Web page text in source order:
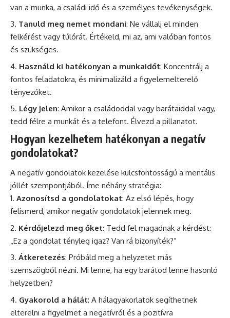
van a munka, a családi idő és a személyes tevékenységek.
Tanuld meg nemet mondani: Ne vállalj el minden
felkérést vagy túlórát. Értékeld, mi az, ami valóban fontos
és szükséges.
Használd ki hatékonyan a munkaidőt: Koncentrálj a
fontos feladatokra, és minimalizáld a figyelemelterelő
tényezőket.
Légy jelen: Amikor a családoddal vagy barátaiddal vagy,
tedd félre a munkát és a telefont. Élvezd a pillanatot.
Hogyan kezelhetem hatékonyan a negatív
gondolatokat?
A negatív gondolatok kezelése kulcsfontosságú a mentális
jóllét szempontjából. Íme néhány stratégia:
Azonosítsd a gondolatokat: Az első lépés, hogy
felismerd, amikor negatív gondolatok jelennek meg.
Kérdőjelezd meg őket: Tedd fel magadnak a kérdést:
„Ez a gondolat tényleg igaz? Van rá bizonyíték?”
Átkeretezés: Próbáld meg a helyzetet más
szemszögből nézni. Mi lenne, ha egy barátod lenne hasonló
helyzetben?
Gyakorold a hálát: A hálagyakorlatok segíthetnek
elterelni a figyelmet a negatívról és a pozitívra